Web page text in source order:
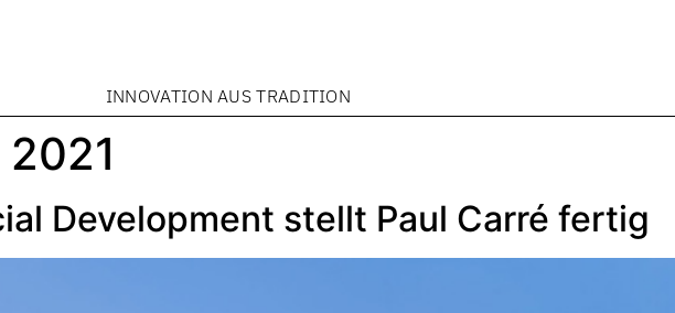
INNOVATION AUS TRADITION
Development stellt Paul Carré fertig